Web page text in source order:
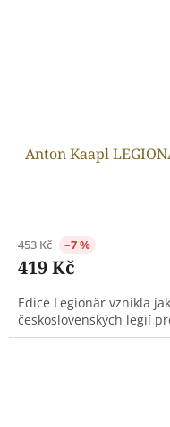
Anton Kaapl
453 Kč –7 %
419 Kč
Edice Legionär vznikla
československých legií